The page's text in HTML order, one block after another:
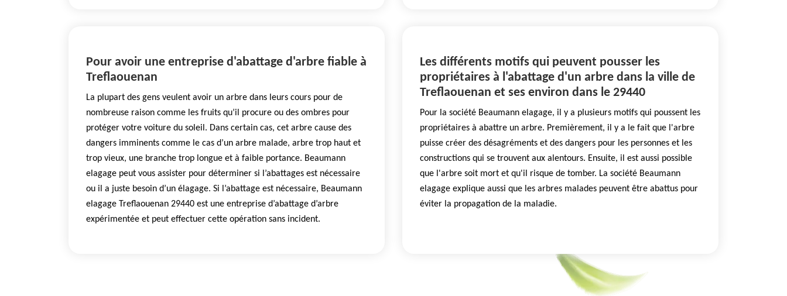
Pour avoir une entreprise d'abattage d'arbre fiable à
Treflaouenan
La plupart des gens veulent avoir un arbre dans leurs cours pour de
nombreuse raison comme les fruits qu’il procure ou des ombres pour
protéger votre voiture du soleil. Dans certain cas, cet arbre cause des
dangers imminents comme le cas d’un arbre malade, arbre trop haut et
trop vieux, une branche trop longue et à faible portance. Beaumann
elagage peut vous assister pour déterminer si l’abattages est nécessaire
ou il a juste besoin d’un élagage. Si l’abattage est nécessaire, Beaumann
elagage Treflaouenan 29440 est une entreprise d’abattage d’arbre
expérimentée et peut effectuer cette opération sans incident.
Les différents motifs qui peuvent pousser les
propriétaires à l'abattage d'un arbre dans la ville de
Treflaouenan et ses environ dans le 29440
Pour la société Beaumann elagage, il y a plusieurs motifs qui poussent les
propriétaires à abattre un arbre. Premièrement, il y a le fait que l'arbre
puisse créer des désagréments et des dangers pour les personnes et les
constructions qui se trouvent aux alentours. Ensuite, il est aussi possible
que l'arbre soit mort et qu'il risque de tomber. La société Beaumann
elagage explique aussi que les arbres malades peuvent être abattus pour
éviter la propagation de la maladie.